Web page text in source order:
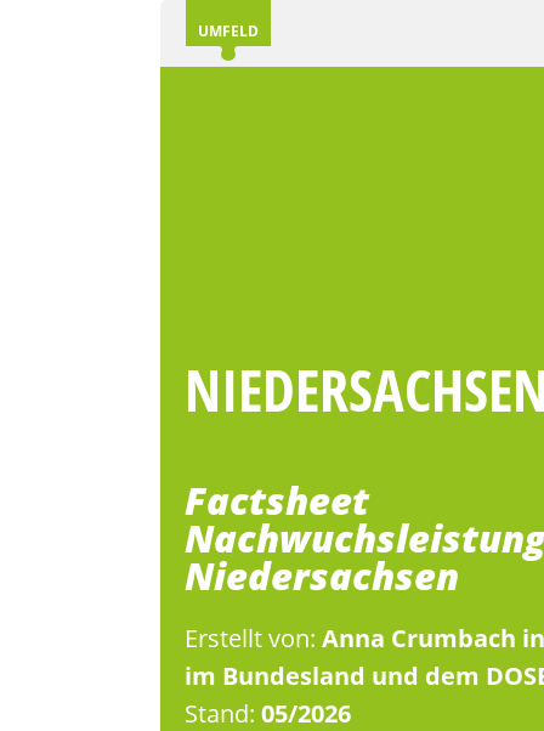
UMFELD
Factsheet
Niedersachsen
Erstellt von: Anna Crumbach
im Bundesland und dem
Stand: 05/2026